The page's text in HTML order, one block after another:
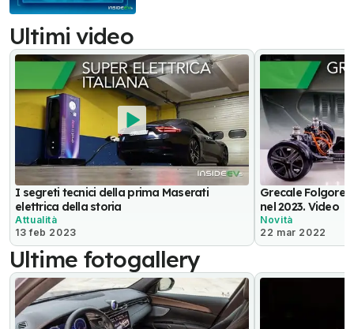
Ultimi video
I segreti tecnici della prima Maserati
elettrica della storia
Attualità
13 feb 2023
Grecale Folgore,
nel 2023. Video
Novità
22 mar 2022
Ultime fotogallery